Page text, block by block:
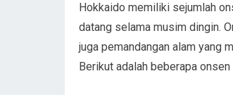
Hokkaido memiliki sejumlah
datang selama musim dingin.
juga pemandangan alam yang
Berikut adalah beberapa